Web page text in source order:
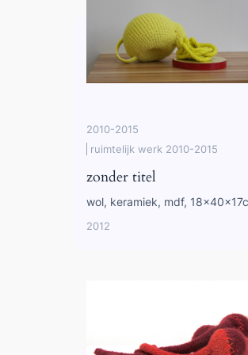
2010-2015
ruimtelijk werk 2010-2015
zonder titel
wol, keramiek, mdf,
2012